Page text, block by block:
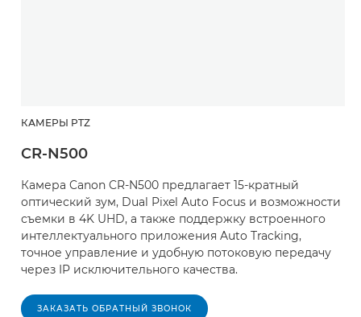
КАМЕРЫ PTZ
CR-N500
Камера Canon CR-N500 предлагает 15-кратный
оптический зум, Dual Pixel Auto Focus и возможности
съемки в 4K UHD, а также поддержку встроенного
интеллектуального приложения Auto Tracking,
точное управление и удобную потоковую передачу
через IP исключительного качества.
ЗАКАЗАТЬ ОБРАТНЫЙ ЗВОНОК